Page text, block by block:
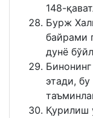
148-
Бурж
байрами
дунё
этади,
Қурилиш